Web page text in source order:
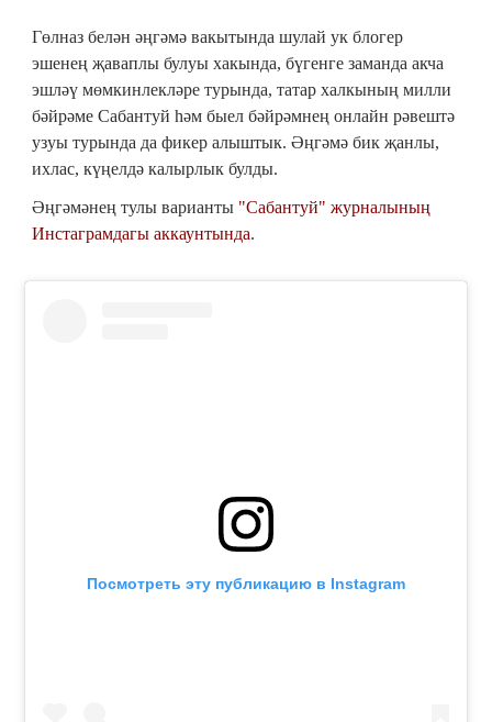
Гөлназ белән әңгәмә вакытында шулай ук блогер
эшенең җаваплы булуы хакында, бүгенге заманда акча
эшләү мөмкинлекләре турында, татар халкының милли
бәйрәме Сабантуй һәм быел бәйрәмнең онлайн рәвештә
узуы турында да фикер алыштык. Әңгәмә бик җанлы,
ихлас, күңелдә калырлык булды.
Әңгәмәнең тулы варианты "Сабантуй" журналының
Инстаграмдагы аккаунтында.
Посмотреть эту публикацию в Instagram